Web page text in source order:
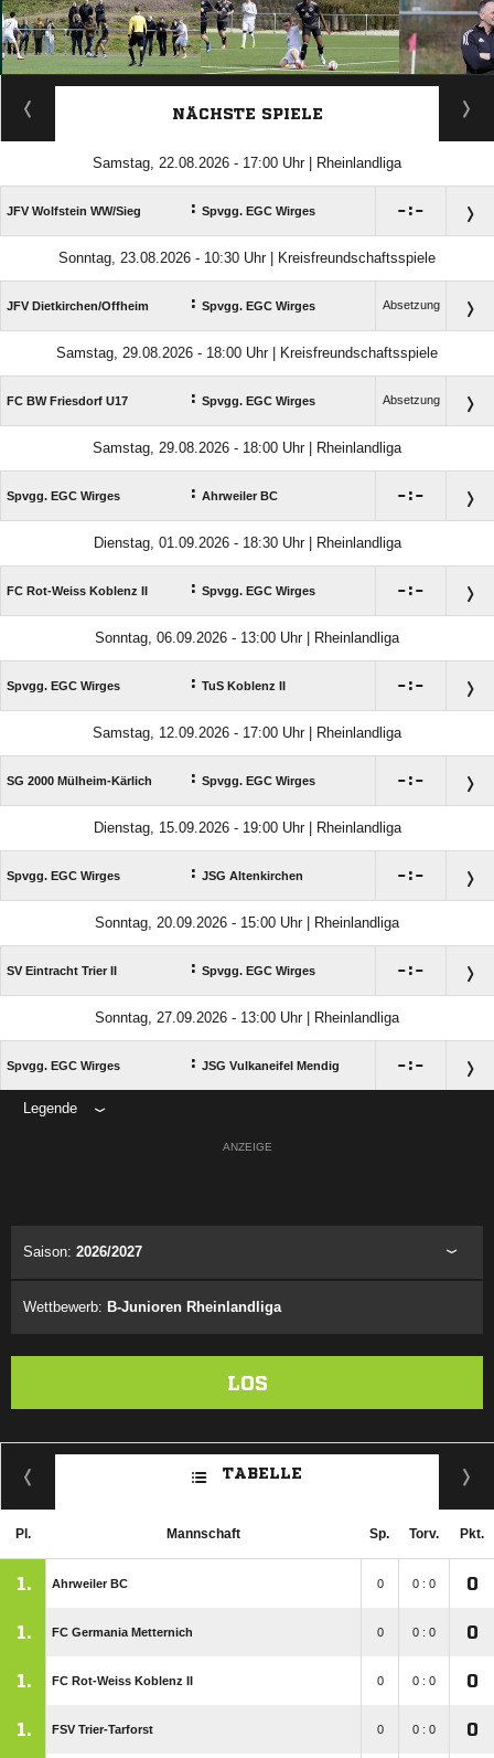
ANZEIGE
NÄCHSTE SPIELE
Samstag, 22.08.2026 - 17:00 Uhr | Rheinlandliga
JFV Wolfstein WW/​Sieg : Spvgg. EGC Wirges :
Sonntag, 23.08.2026 - 10:30 Uhr | Kreisfreundschaftsspiele
JFV Dietkirchen/​Offheim : Spvgg. EGC Wirges Absetzung
Samstag, 29.08.2026 - 18:00 Uhr | Kreisfreundschaftsspiele
FC BW Friesdorf U17 : Spvgg. EGC Wirges Absetzung
Samstag, 29.08.2026 - 18:00 Uhr | Rheinlandliga
Spvgg. EGC Wirges : Ahrweiler BC :
Dienstag, 01.09.2026 - 18:30 Uhr | Rheinlandliga
FC Rot-Weiss Koblenz II : Spvgg. EGC Wirges :
Sonntag, 06.09.2026 - 13:00 Uhr | Rheinlandliga
Spvgg. EGC Wirges : TuS Koblenz II :
Samstag, 12.09.2026 - 17:00 Uhr | Rheinlandliga
SG 2000 Mülheim-Kärlich : Spvgg. EGC Wirges :
Dienstag, 15.09.2026 - 19:00 Uhr | Rheinlandliga
Spvgg. EGC Wirges : JSG Altenkirchen :
Sonntag, 20.09.2026 - 15:00 Uhr | Rheinlandliga
SV Eintracht Trier II : Spvgg. EGC Wirges :
Sonntag, 27.09.2026 - 13:00 Uhr | Rheinlandliga
Spvgg. EGC Wirges : JSG Vulkaneifel Mendig :
Legende
ANZEIGE
Saison: 2026/2027
Wettbewerb: B-Junioren Rheinlandliga
LOS
TABELLE
Pl. Mannschaft Sp. Torv. Pkt.
1. Ahrweiler BC 0 0 : 0 0
1. FC Germania Metternich 0 0 : 0 0
1. FC Rot-Weiss Koblenz II 0 0 : 0 0
1. FSV Trier-Tarforst 0 0 : 0 0